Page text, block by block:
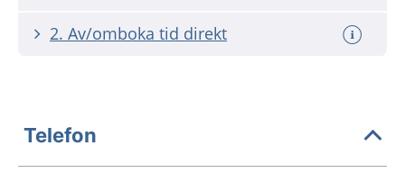
2. Av/omboka tid direkt
Telefon